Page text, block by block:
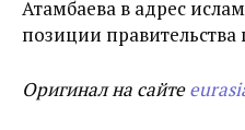
Атамбаева в адрес
позиции
Оригинал на сайте